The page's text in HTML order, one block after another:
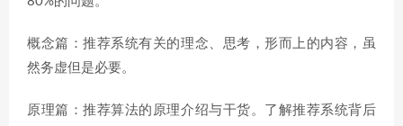
概念篇：推荐系统有关的理念、思考，形而上的内容，虽
然务虚但是必要。
原理篇：推荐算法的原理介绍与干货。了解推荐系统背后